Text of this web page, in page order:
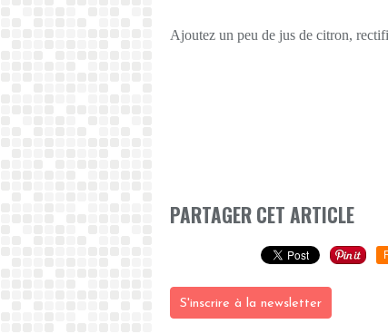
Ajoutez un peu de jus de citron,
PARTAGER CET ARTICLE
S'inscrire à la newsletter